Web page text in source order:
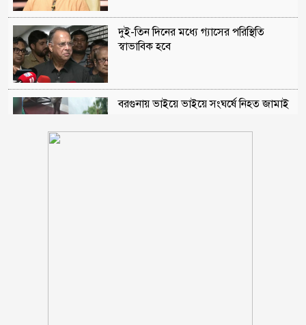
দুই-তিন দিনের মধ্যে গ্যাসের পরিস্থিতি
স্বাভাবিক হবে
বরগুনায় ভাইয়ে ভাইয়ে সংঘর্ষে নিহত জামাই